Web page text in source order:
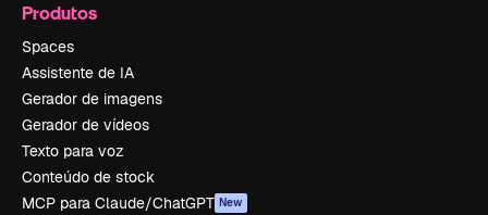
Produtos
Spaces
Assistente de IA
Gerador de imagens
Gerador de vídeos
Texto para voz
Conteúdo de stock
MCP para Claude/ChatGPT New